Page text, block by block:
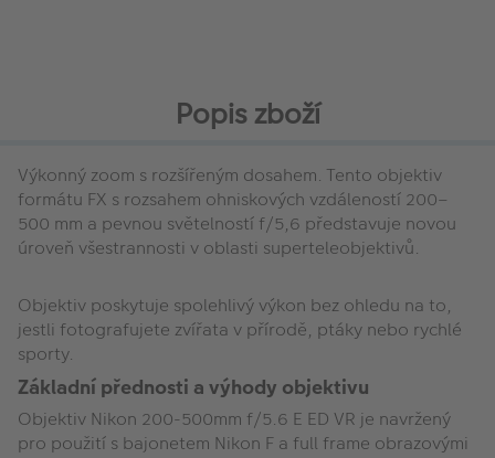
Popis zboží
Výkonný zoom s rozšířeným dosahem. Tento objektiv
formátu FX s rozsahem ohniskových vzdáleností 200–
500 mm a pevnou světelností f/5,6 představuje novou
úroveň všestrannosti v oblasti superteleobjektivů.
Objektiv poskytuje spolehlivý výkon bez ohledu na to,
jestli fotografujete zvířata v přírodě, ptáky nebo rychlé
sporty.
Základní přednosti a výhody objektivu
Objektiv Nikon 200-500mm f/5.6 E ED VR je navržený
pro použití s bajonetem Nikon F a full frame ​​obrazovými